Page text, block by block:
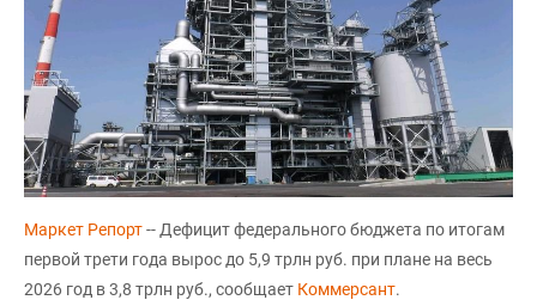
Маркет Репорт-- Дефицит федерального бюджета по итогам
первой трети года вырос до 5,9 трлн руб. при плане на весь
2026 год в 3,8 трлн руб., сообщает Коммерсант.